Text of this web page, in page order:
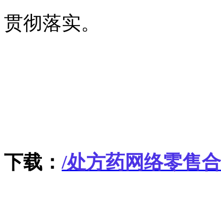
贯彻落实。
下载： /处方药网络零售